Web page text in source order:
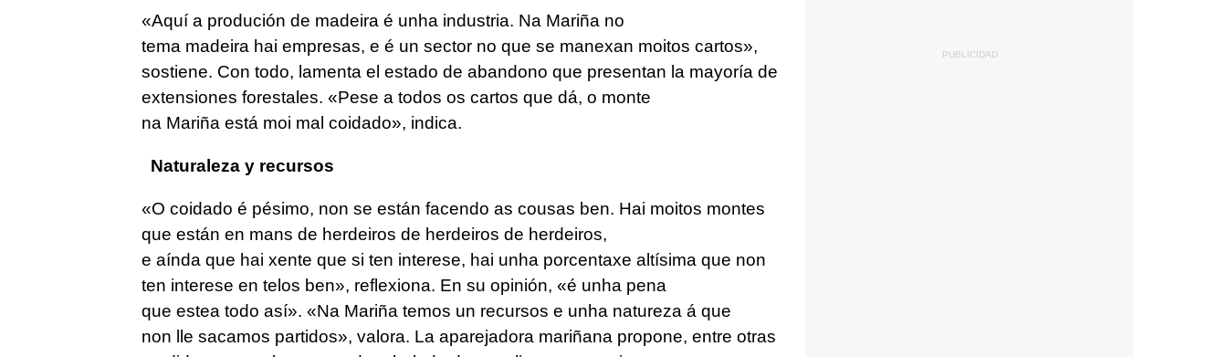
«Aquí a produción de madeira é unha industria. Na Mariña no
tema madeira hai empresas, e é un sector no que se manexan moitos cartos»,
sostiene. Con todo, lamenta el estado de abandono que presentan la mayoría de
extensiones forestales. «Pese a todos os cartos que dá, o monte
na Mariña está moi mal coidado», indica.
Naturaleza y recursos
«O coidado é pésimo, non se están facendo as cousas ben. Hai moitos montes
que están en mans de herdeiros de herdeiros de herdeiros,
e aínda que hai xente que si ten interese, hai unha porcentaxe altísima que non
ten interese en telos ben», reflexiona. En su opinión, «é unha pena
que estea todo así». «Na Mariña temos un recursos e unha natureza á que
non lle sacamos partidos», valora. La aparejadora mariñana propone, entre otras